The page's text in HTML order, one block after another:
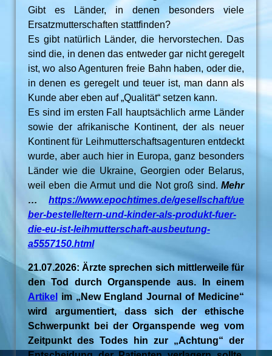
Gibt es Länder, in denen besonders viele
Ersatzmutterschaften stattfinden?
Es gibt natürlich Länder, die hervorstechen. Das
sind die, in denen das entweder gar nicht geregelt
ist, wo also Agenturen freie Bahn haben, oder die,
in denen es geregelt und teuer ist, man dann als
Kunde aber eben auf „Qualität“ setzen kann.
Es sind im ersten Fall hauptsächlich arme Länder
sowie der afrikanische Kontinent, der als neuer
Kontinent für Leihmutterschaftsagenturen entdeckt
wurde, aber auch hier in Europa, ganz besonders
Länder wie die Ukraine, Georgien oder Belarus,
weil eben die Armut und die Not groß sind.Mehr
…https://www.epochtimes.de/gesellschaft/ue
ber-bestelleltern-und-kinder-als-produkt-fuer-
die-eu-ist-leihmutterschaft-ausbeutung-
a5557150.html
21.07.2026: Ärzte sprechen sich mittlerweile für
den Tod durch Organspende aus. In einem
Artikel
im „New England Journal of Medicine“
wird argumentiert, dass sich der ethische
Schwerpunkt bei der Organspende weg vom
Zeitpunkt des Todes hin zur „Achtung“ der